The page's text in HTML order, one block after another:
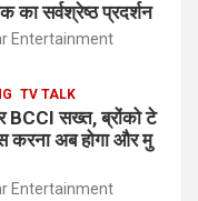
सर्वश्रेष्ठ प्रदर्शन
Entertainment
TV TALK
BCCI सख्त, ब्रोंको टे
करना अब होगा और मु
Entertainment